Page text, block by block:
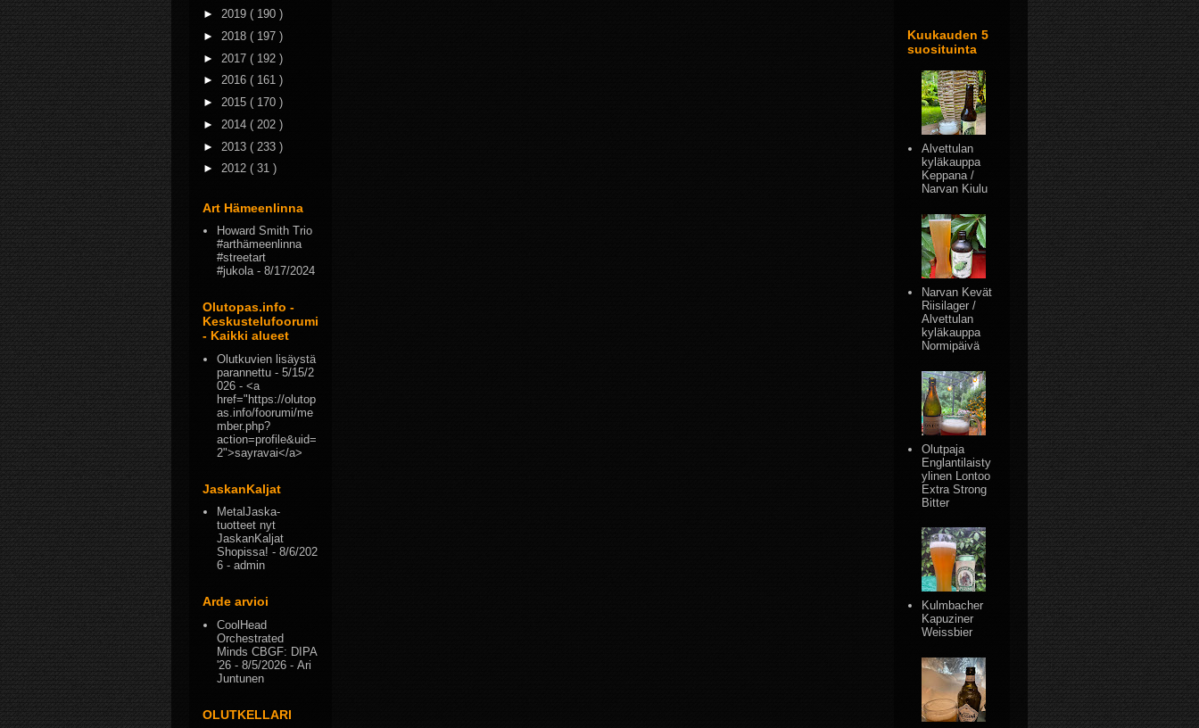
► 2019 ( 190 )
► 2018 ( 197 )
► 2017 ( 192 )
► 2016 ( 161 )
► 2015 ( 170 )
► 2014 ( 202 )
► 2013 ( 233 )
► 2012 ( 31 )
Art Hämeenlinna
Howard Smith Trio
#arthämeenlinna
#streetart
#jukola- 8/17/2024
Olutopas.info -
Keskustelufoorumi
- Kaikki alueet
Olutkuvien lisäystä
parannettu - 5/15/2
026 - <a
href="https://olutop
as.info/foorumi/me
mber.php?
action=profile&uid=
2">sayravai</a>
JaskanKaljat
MetalJaska-
tuotteet nyt
JaskanKaljat
Shopissa! - 8/6/202
6 - admin
Arde arvioi
CoolHead
Orchestrated
Minds CBGF: DIPA
'26 - 8/5/2026 - Ari
Juntunen
OLUTKELLARI
Kuukauden 5
suosituinta
Alvettulan
kyläkauppa
Keppana /
Narvan Kiulu
Narvan Kevät
Riisilager /
Alvettulan
kyläkauppa
Normipäivä
Olutpaja
Englantilaisty
ylinen Lontoo
Extra Strong
Bitter
Kulmbacher
Kapuziner
Weissbier